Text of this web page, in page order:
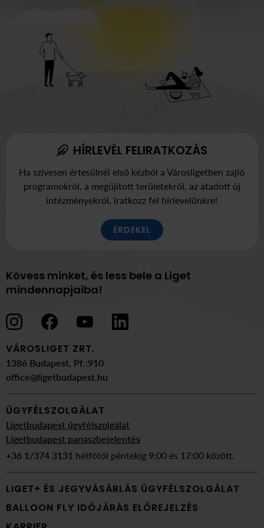
VÁROSLIGET ZRT.
1386 Budapest, Pf.:910
office@ligetbudapest.hu
ÜGYFÉLSZOLGÁLAT
Ligetbudapest ügyfélszolgálat
Ligetbudapest panaszbejelentés
+36 1/374 3131 hétfőtől péntekig 9:00 és 17:00 között.
LIGET+ ÉS JEGYVÁSÁRLÁS ÜGYFÉLSZOLGÁLAT
BALLOON FLY IDŐJÁRÁS ELŐREJELZÉS
Kövess minket, és less bele a Liget
mindennapjaiba!
HÍRLEVÉL FELIRATKOZÁS
Ha szívesen értesülnél első kézből a Városligetben zajló
programokról, a megújított területekről, az átadott új
intézményekről, iratkozz fel hírlevelünkre!
ÉRDEKEL